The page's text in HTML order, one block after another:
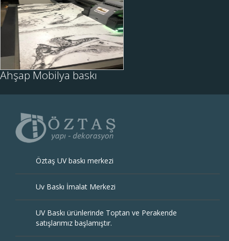
Ahşap Mobilya baskı
Öztaş Uv Baskı Merkezi
olarak, İstanbulda ahşap,
mdf ve mobilya üzerine
istediğiniz görseli
basabiliyoruz. Mutfak
dolapları, masalar, k....
İNCELE
Öztaş UV baskı merkezi
Uv Baskı İmalat Merkezi
UV Baskı ürünlerinde Toptan ve Perakende
satışlarımız başlamıştır.